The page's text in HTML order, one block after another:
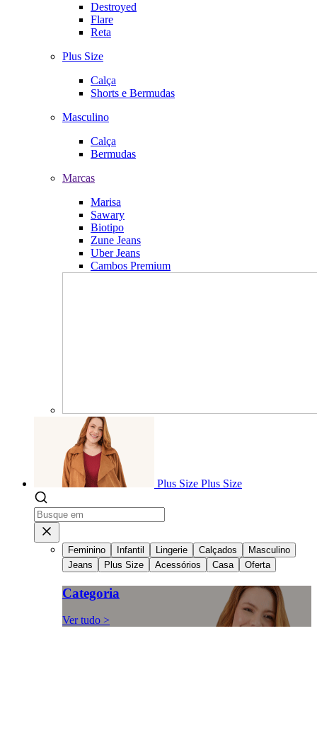
Destroyed
Flare
Reta
Plus Size
Calça
Shorts e Bermudas
Masculino
Calça
Bermudas
Marcas
Marisa
Sawary
Biotipo
Zune Jeans
Uber Jeans
Cambos Premium
Plus Size Plus Size
Feminino Infantil Lingerie Calçados
Masculino
Jeans
Plus Size Acessórios Casa Oferta
Categoria
Ver tudo >